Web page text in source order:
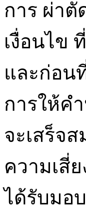
การ ผ่าตั
เงื่อนไข
และก่อน
การให้ค
จะเสร็จ
ความเสี่
ได้รับมอ